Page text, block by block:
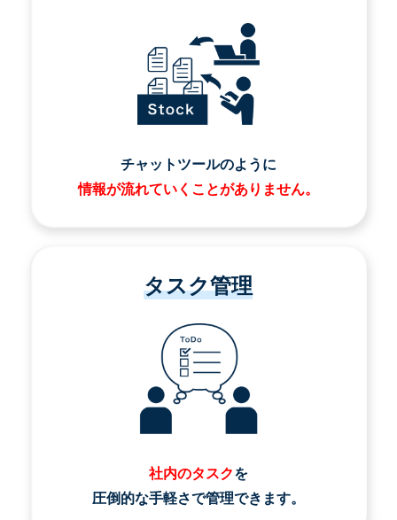
チャットツールのように
情報が流れていくことがありません。
タスク管理
社内のタスクを
圧倒的な手軽さで管理できます。